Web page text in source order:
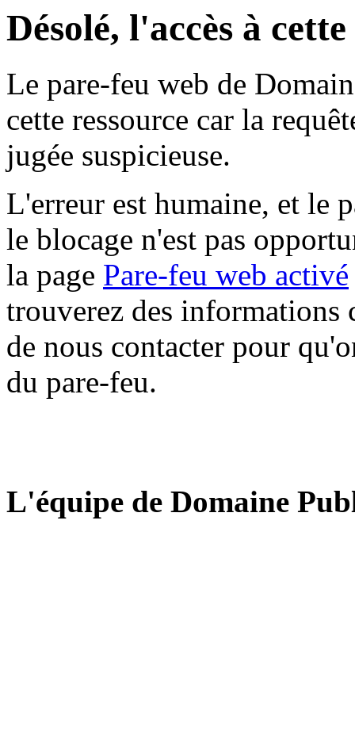
Désolé, l'accès à
Le pare-feu web de
cette ressource car la
jugée suspicieuse.
L'erreur est humaine, et le
le blocage n'est pas
la page Pare-feu web activé
trouverez des informations
de nous contacter pour
du pare-feu.
L'équipe de Domaine